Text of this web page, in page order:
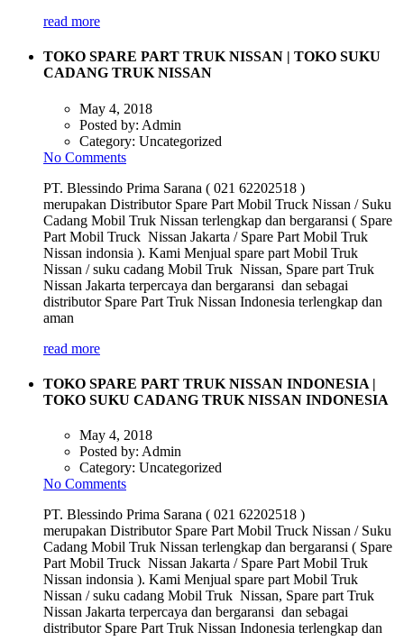
read more
TOKO SPARE PART TRUK NISSAN | TOKO SUKU
CADANG TRUK NISSAN
May 4, 2018
Posted by: Admin
Category: Uncategorized
No Comments
PT. Blessindo Prima Sarana ( 021 62202518 )
merupakan Distributor Spare Part Mobil Truck Nissan / Suku
Cadang Mobil Truk Nissan terlengkap dan bergaransi ( Spare
Part Mobil Truck Nissan Jakarta / Spare Part Mobil Truk
Nissan indonsia ). Kami Menjual spare part Mobil Truk
Nissan / suku cadang Mobil Truk Nissan, Spare part Truk
Nissan Jakarta terpercaya dan bergaransi dan sebagai
distributor Spare Part Truk Nissan Indonesia terlengkap dan
aman
read more
TOKO SPARE PART TRUK NISSAN INDONESIA |
TOKO SUKU CADANG TRUK NISSAN INDONESIA
May 4, 2018
Posted by: Admin
Category: Uncategorized
No Comments
PT. Blessindo Prima Sarana ( 021 62202518 )
merupakan Distributor Spare Part Mobil Truck Nissan / Suku
Cadang Mobil Truk Nissan terlengkap dan bergaransi ( Spare
Part Mobil Truck Nissan Jakarta / Spare Part Mobil Truk
Nissan indonsia ). Kami Menjual spare part Mobil Truk
Nissan / suku cadang Mobil Truk Nissan, Spare part Truk
Nissan Jakarta terpercaya dan bergaransi dan sebagai
distributor Spare Part Truk Nissan Indonesia terlengkap dan